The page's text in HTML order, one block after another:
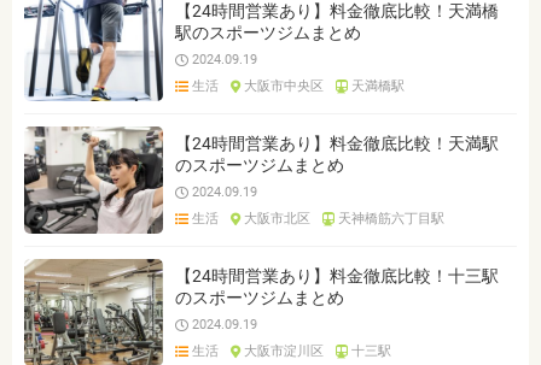
【24時間営業あり】料金徹底比較！天満橋
駅のスポーツジムまとめ
2024.09.19
生活
大阪市中央区 天満橋駅
【24時間営業あり】料金徹底比較！天満駅
のスポーツジムまとめ
2024.09.19
生活
大阪市北区 天神橋筋六丁目駅
【24時間営業あり】料金徹底比較！十三駅
のスポーツジムまとめ
2024.09.19
生活
大阪市淀川区 十三駅